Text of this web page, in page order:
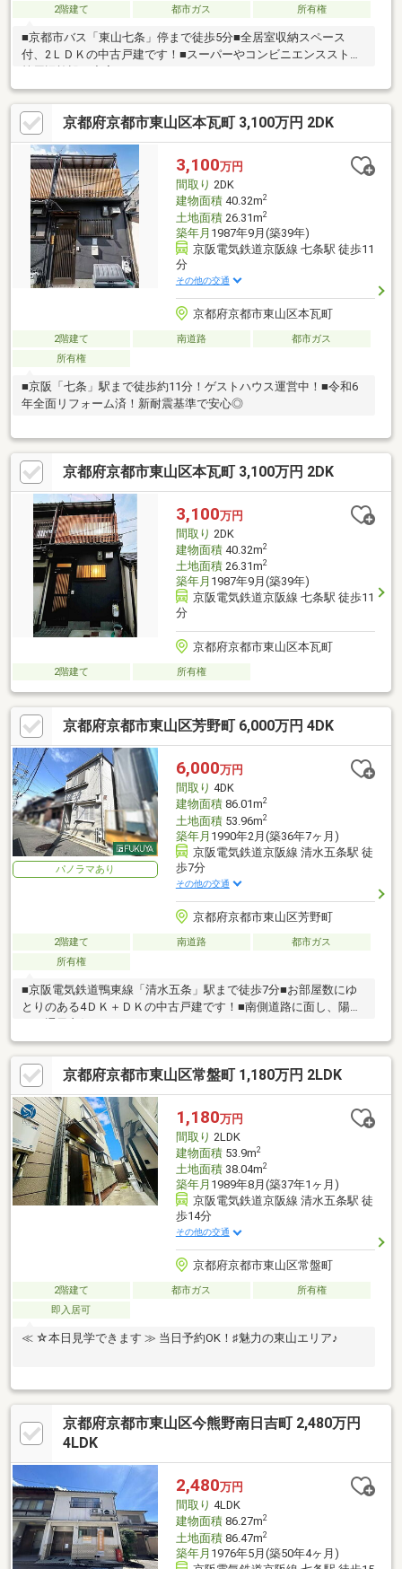
2階建て 都市ガス 所有権
■京都市バス「東山七条」停まで徒歩5分■全居室収納スペース
付、2ＬＤＫの中古戸建です！■スーパーやコンビニエンスストア
京都府京都市東山区本瓦町 3,100万円 2DK
3,100万円
間取り 2DK
建物面積40.32m2
土地面積26.31m2
築年月 1987年9月(築39年)
京阪電気鉄道京阪線 七条駅 徒歩11
分
その他の交通
京都府京都市東山区本瓦町
2階建て 南道路
都市ガス
所有権
■京阪「七条」駅まで徒歩約11分！ゲストハウス運営中！■令和6
年全面リフォーム済！新耐震基準で安心◎
京都府京都市東山区本瓦町 3,100万円 2DK
3,100万円
間取り 2DK
建物面積40.32m2
土地面積26.31m2
築年月 1987年9月(築39年)
京阪電気鉄道京阪線 七条駅 徒歩11
分
京都府京都市東山区本瓦町
2階建て 所有権
京都府京都市東山区芳野町 6,000万円 4DK
パノラマあり
6,000万円
間取り 4DK
建物面積86.01m2
土地面積53.96m2
築年月 1990年2月(築36年7ヶ月)
京阪電気鉄道京阪線 清水五条駅 徒
歩7分
その他の交通
京都府京都市東山区芳野町
2階建て 南道路
都市ガス
所有権
■京阪電気鉄道鴨東線「清水五条」駅まで徒歩7分■お部屋数にゆ
とりのある4ＤＫ＋ＤＫの中古戸建です！■南側道路に面し、陽当
京都府京都市東山区常盤町 1,180万円 2LDK
1,180万円
間取り 2LDK
建物面積53.9m2
土地面積38.04m2
築年月 1989年8月(築37年1ヶ月)
京阪電気鉄道京阪線 清水五条駅 徒
歩14分
その他の交通
京都府京都市東山区常盤町
2階建て 都市ガス
所有権
即入居可
≪ ☆本日見学できます ≫ 当日予約OK！♯魅力の東山エリア♪
京都府京都市東山区今熊野南日吉町 2,480万円
4LDK
2,480万円
間取り 4LDK
建物面積86.27m2
土地面積86.47m2
築年月 1976年5月(築50年4ヶ月)